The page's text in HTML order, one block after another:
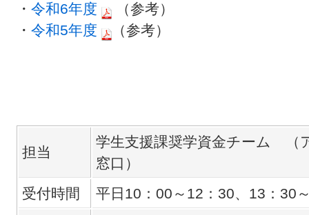
・ 令和6年度
（参考）
・ 令和5年度 （参考）
担当
学生支援課奨学資金チーム （
窓口）
受付時間
平日10：00～12：30、13：30